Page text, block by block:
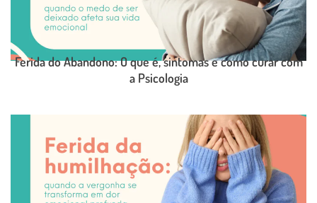
LEIA O POST COMPLETO
Ferida do Abandono: O que é, sintomas e como curar com
a Psicologia